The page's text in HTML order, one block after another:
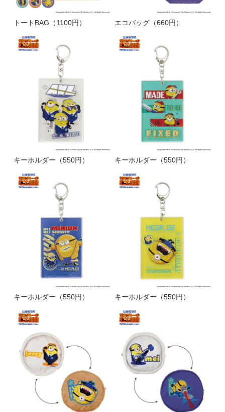
トートBAG（1100円） エコバッグ（660円）
キーホルダー（550円） キーホルダー（550円）
キーホルダー（550円） キーホルダー（550円）